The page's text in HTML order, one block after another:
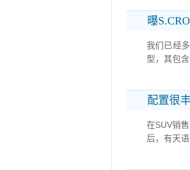
曝
我们已经
型，其包
配置很
在SUV销
后，有天